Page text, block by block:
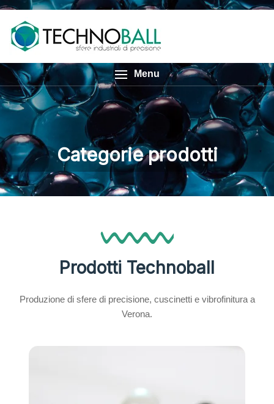
Menu
Categorie prodotti
Prodotti Technoball
Produzione di sfere di precisione, cuscinetti e vibrofinitura a
Verona.